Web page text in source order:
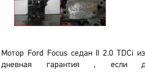
Мотор Ford Focus седан II 2.0 TDCi
дневная гарантия , если